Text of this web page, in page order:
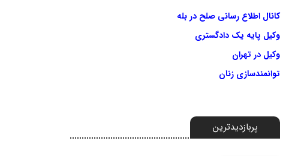
کانال اطلاع رسانی صلح در بله
وکیل پایه یک دادگستری
وکیل در تهران
توانمندسازی زنان
پربازدیدترین